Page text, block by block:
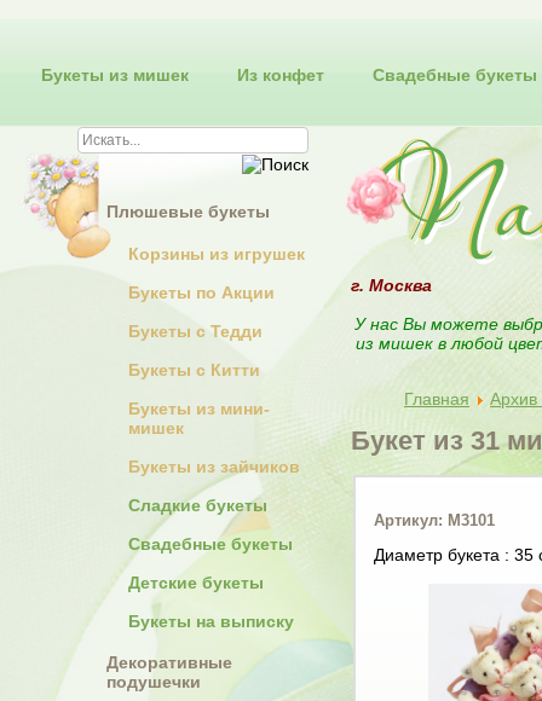
Букеты из мишек Из конфет Свадебные букеты
Плюшевые букеты
Корзины из игрушек
Букеты по Акции
Букеты с Тедди
Букеты с Китти
Букеты из мини-
мишек
Букеты из зайчиков
Сладкие букеты
Свадебные букеты
Детские букеты
Букеты на выписку
Декоративные
подушечки
г. Москва
У нас Вы можете
из мишек в любой
Главная Архив
Букет из 31
Артикул: М3101
Диаметр букета : 35